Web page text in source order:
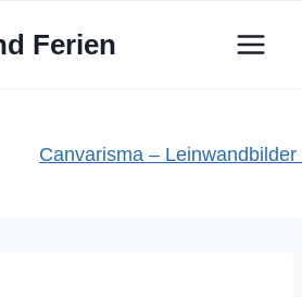
Ferien